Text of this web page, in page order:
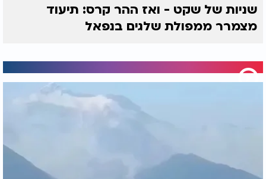
שניות של שקט - ואז ההר קרס: תיעוד
מצמרר ממפולת שלגים בנפאל